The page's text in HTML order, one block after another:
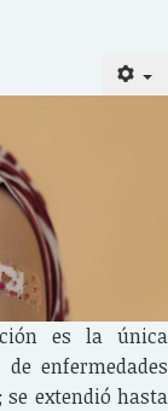
es la única
enfermedades
extendió hasta